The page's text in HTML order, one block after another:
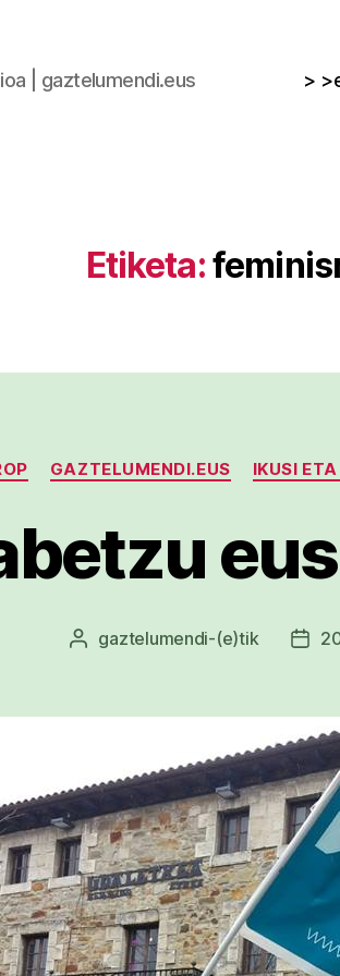
| gaztelumendi.eus >
Etiketa:
Kategoriak
GAZTELUMENDI.EUS IKUSI
Argitalpenaren
gaztelumendi-(e)tik